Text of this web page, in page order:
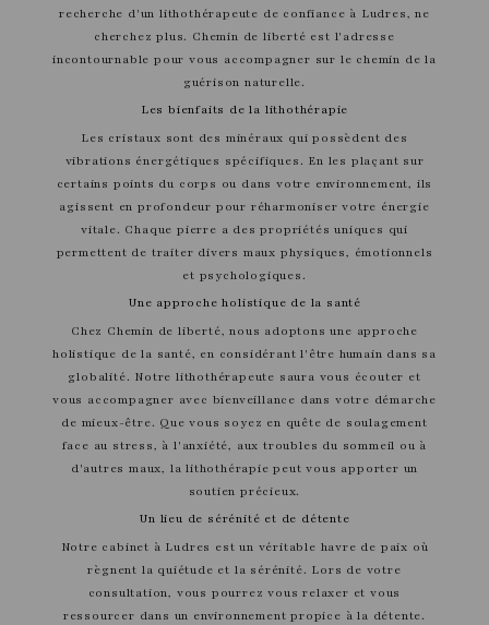
recherche d'un lithothérapeute de confiance à Ludres, ne
cherchez plus. Chemin de liberté est l'adresse
incontournable pour vous accompagner sur le chemin de la
guérison naturelle.
Les bienfaits de la lithothérapie
Les cristaux sont des minéraux qui possèdent des
vibrations énergétiques spécifiques. En les plaçant sur
certains points du corps ou dans votre environnement, ils
agissent en profondeur pour réharmoniser votre énergie
vitale. Chaque pierre a des propriétés uniques qui
permettent de traiter divers maux physiques, émotionnels
et psychologiques.
Une approche holistique de la santé
Chez Chemin de liberté, nous adoptons une approche
holistique de la santé, en considérant l'être humain dans sa
globalité. Notre lithothérapeute saura vous écouter et
vous accompagner avec bienveillance dans votre démarche
de mieux-être. Que vous soyez en quête de soulagement
face au stress, à l'anxiété, aux troubles du sommeil ou à
d'autres maux, la lithothérapie peut vous apporter un
soutien précieux.
Un lieu de sérénité et de détente
Notre cabinet à Ludres est un véritable havre de paix où
règnent la quiétude et la sérénité. Lors de votre
consultation, vous pourrez vous relaxer et vous
ressourcer dans un environnement propice à la détente.